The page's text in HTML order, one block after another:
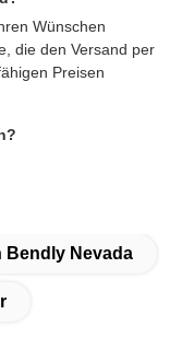
Wünschen
die den Versand per
Preisen
Bendly Nevada